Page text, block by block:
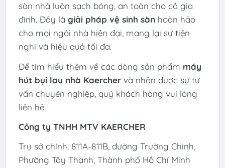
sàn nhà luôn sạch bóng, an toàn cho cả gia
đình. Đây là giải pháp vệ sinh sàn hoàn hảo
cho mọi ngôi nhà hiện đại, mang lại sự tiện
nghi và hiệu quả tối đa.
Để tìm hiểu thêm về các dòng sản phẩm máy
hút bụi lau nhà Kaerchervà nhận được sự tư
vấn chuyên nghiệp, quý khách hàng vui lòng
liên hệ:
Công ty TNHH MTV KAERCHER
Trụ sở chính: 811A-811B, đường Trường Chinh,
Phường Tây Thạnh, Thành phố Hồ Chí Minh